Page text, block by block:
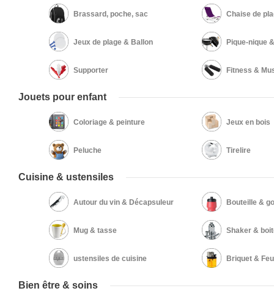
Brassard, poche, sac
Jeux de plage & Ballon Pique-nique
Supporter Fitness &
Jouets pour enfant
Coloriage & peinture Jeux en bois
Peluche Tirelire
Cuisine & ustensiles
Autour du vin & Décapsuleur Bouteille &
Mug & tasse Shaker &
ustensiles de cuisine Briquet & Feu
Bien être & soins